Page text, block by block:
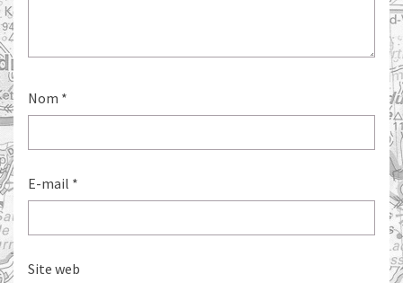
Nom *
E-mail *
Site web